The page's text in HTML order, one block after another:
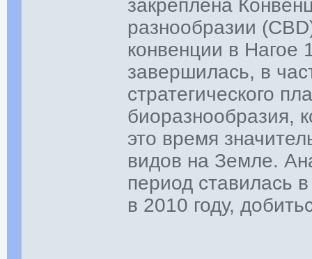
закреплена
разнообразии
конвенции в Нагое
завершилась, в
стратегического
биоразнообразия,
это время
видов на Земле.
период ставилась
в 2010 году,